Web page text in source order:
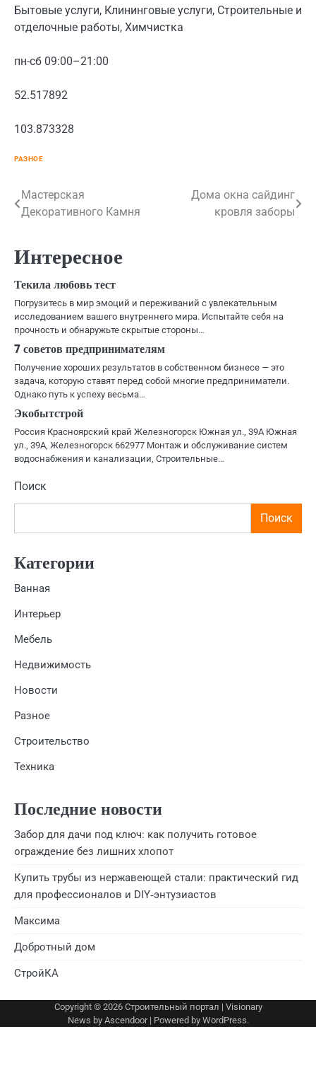
Бытовые услуги, Клининговые услуги, Строительные и
отделочные работы, Химчистка
пн-сб 09:00–21:00
52.517892
103.873328
РАЗНОЕ
Навигация
по
записям
Мастерская
Декоративного Камня
Дома окна сайдинг
кровля заборы
Интересное
Текила любовь тест
Погрузитесь в мир эмоций и переживаний с увлекательным
исследованием вашего внутреннего мира. Испытайте себя на
прочность и обнаружьте скрытые стороны…
7 советов предпринимателям
Получение хороших результатов в собственном бизнесе — это
задача, которую ставят перед собой многие предприниматели.
Однако путь к успеху весьма…
Экобытстрой
Россия Красноярский край Железногорск Южная ул., 39А Южная
ул., 39А, Железногорск 662977 Монтаж и обслуживание систем
водоснабжения и канализации, Строительные…
Поиск
Поиск
Категории
Ванная
Интерьер
Мебель
Недвижимость
Новости
Разное
Строительство
Техника
Последние новости
Забор для дачи под ключ: как получить готовое
ограждение без лишних хлопот
Купить трубы из нержавеющей стали: практический гид
для профессионалов и DIY‑энтузиастов
Максима
Добротный дом
СтройКА
Copyright © 2026 Строительный портал | Visionary
News by Ascendoor| Powered by WordPress.